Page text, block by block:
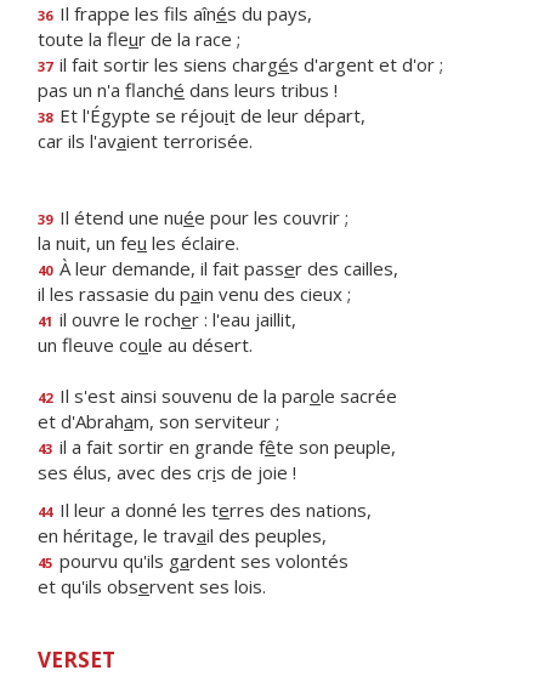
36 Il frappe les fils aînés du pays,
toute la fleur de la race ;
37 il fait sortir les siens chargés d'argent et d'or ;
pas un n'a flanché dans leurs tribus !
38 Et l'Égypte se réjouit de leur départ,
car ils l'avaient terrorisée.
39 Il étend une nuée pour les couvrir ;
la nuit, un feu les éclaire.
40 À leur demande, il fait passer des cailles,
il les rassasie du pain venu des cieux ;
41 il ouvre le rocher : l'eau jaillit,
un fleuve coule au désert.
42 Il s'est ainsi souvenu de la parole sacrée
et d'Abraham, son serviteur ;
43 il a fait sortir en grande fête son peuple,
ses élus, avec des cris de joie !
44 Il leur a donné les terres des nations,
en héritage, le travail des peuples,
45 pourvu qu'ils gardent ses volontés
et qu'ils observent ses lois.
VERSET